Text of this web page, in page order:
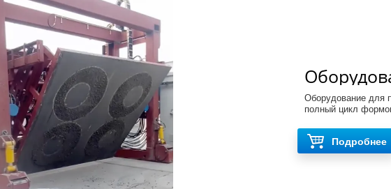
модель
Оборудование для
полный цикл
Подробнее